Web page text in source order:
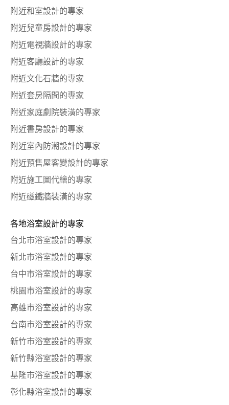
附近和室設計的專家
附近兒童房設計的專家
附近電視牆設計的專家
附近客廳設計的專家
附近文化石牆的專家
附近套房隔間的專家
附近家庭劇院裝潢的專家
附近書房設計的專家
附近室內防潮設計的專家
附近預售屋客變設計的專家
附近施工圖代繪的專家
附近磁鐵牆裝潢的專家
各地浴室設計的專家
台北市浴室設計的專家
新北市浴室設計的專家
台中市浴室設計的專家
桃園市浴室設計的專家
高雄市浴室設計的專家
台南市浴室設計的專家
新竹市浴室設計的專家
新竹縣浴室設計的專家
基隆市浴室設計的專家
彰化縣浴室設計的專家